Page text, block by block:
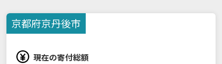
京都府京丹後市
現在の寄付総額